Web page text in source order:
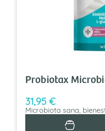
Probiotax
31,95 €
Microbiota sana,